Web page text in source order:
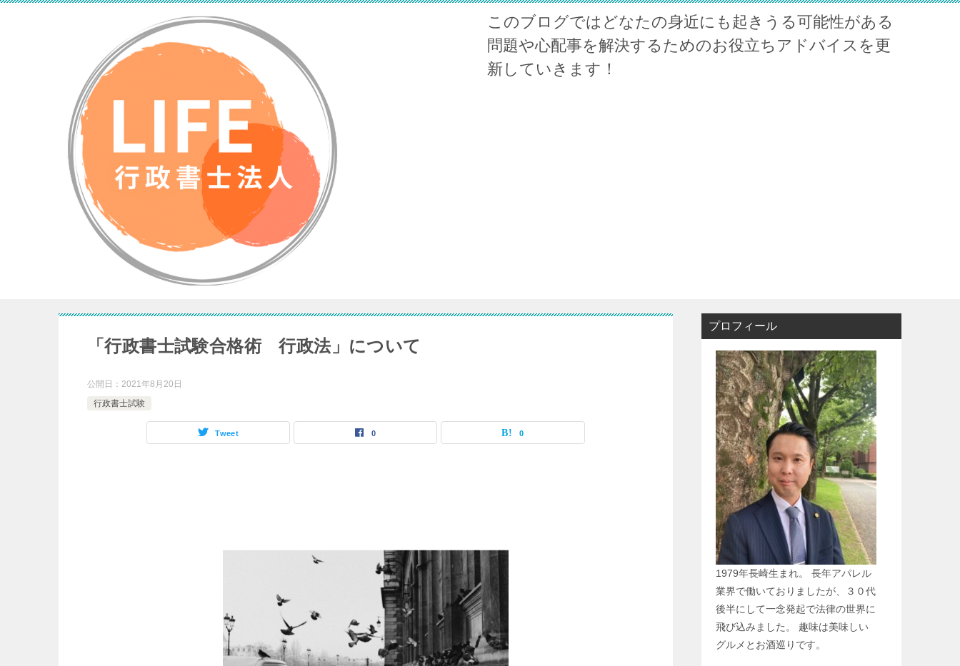
このブログではどなたの身近にも起きうる可能性がある
問題や心配事を解決するためのお役立ちアドバイスを更
新していきます！
「行政書士試験合格術 行政法」について
公開日： 2021年8月20日
行政書士試験
Tweet 0 0
プロフィール
1979年長崎生まれ。 長年アパレル
業界で働いておりましたが、３０代
後半にして一念発起で法律の世界に
飛び込みました。 趣味は美味しい
グルメとお酒巡りです。